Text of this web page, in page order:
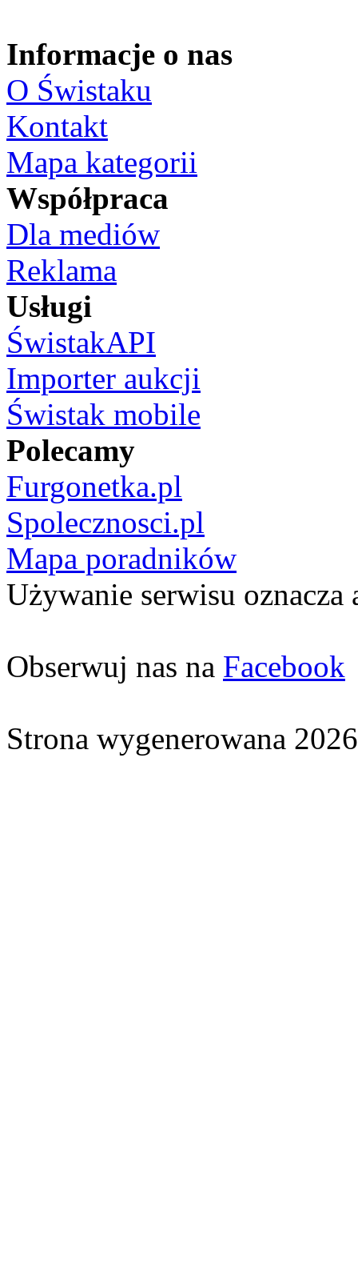
Informacje o nas
O Świstaku
Kontakt
Mapa kategorii
Współpraca
Dla mediów
Reklama
Usługi
ŚwistakAPI
Importer aukcji
Świstak mobile
Polecamy
Furgonetka.pl
Spolecznosci.pl
Mapa poradników
Używanie serwisu oznacza
Obserwuj nas na Facebook
Strona wygenerowana